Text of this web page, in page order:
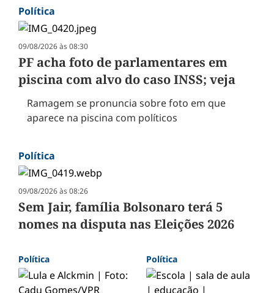
Política
09/08/2026 às 08:30
PF acha foto de parlamentares em
piscina com alvo do caso INSS; veja
Ramagem se pronuncia sobre foto em que
aparece na piscina com políticos
Política
09/08/2026 às 08:26
Sem Jair, família Bolsonaro terá 5
nomes na disputa nas Eleições 2026
Política Política